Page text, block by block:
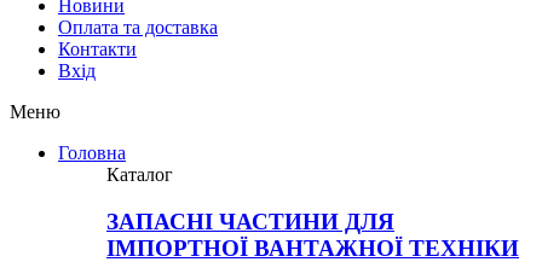
Новини
Оплата та доставка
Контакти
Вхiд
Меню
Головна
Каталог
ЗАПАСНІ ЧАСТИНИ ДЛЯ
ІМПОРТНОЇ ВАНТАЖНОЇ ТЕХНІКИ